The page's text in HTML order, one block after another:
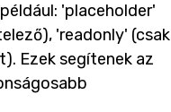
'placeholder'
'readonly' (csak
Ezek segítenek az